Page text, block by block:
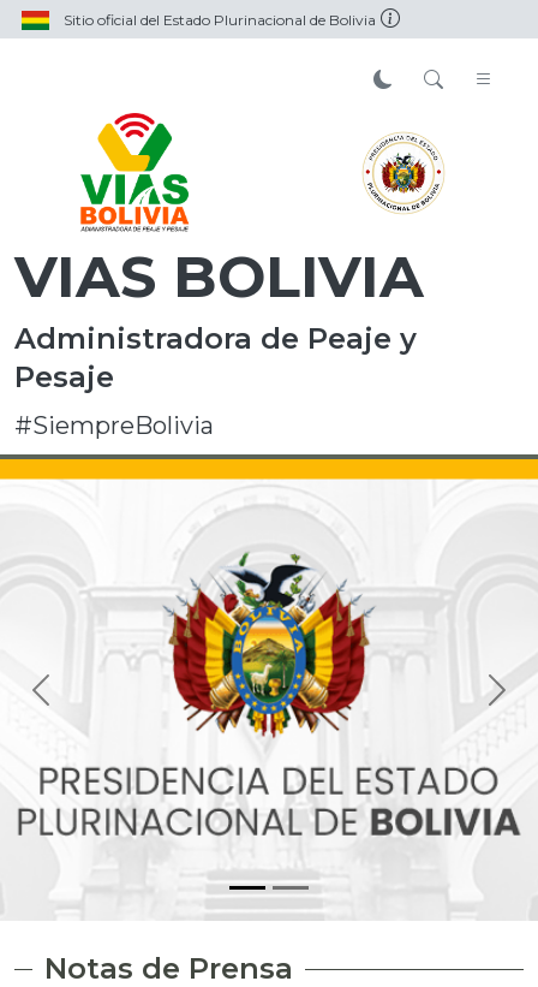
Sitio oficial del Estado Plurinacional de Bolivia
VIAS BOLIVIA
Administradora de Peaje y
Pesaje
#SiempreBolivia
Notas de Prensa